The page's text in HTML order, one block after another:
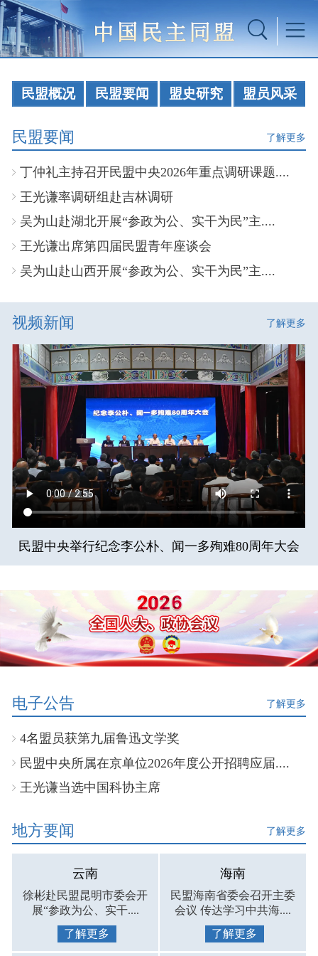
民盟概况 民盟要闻 盟史研究 盟员风采
民盟要闻 了解更多
丁仲礼主持召开民盟中央2026年重点调研课题....
王光谦率调研组赴吉林调研
吴为山赴湖北开展“参政为公、实干为民”主....
王光谦出席第四届民盟青年座谈会
吴为山赴山西开展“参政为公、实干为民”主....
视频新闻 了解更多
民盟中央举行纪念李公朴、闻一多殉难80周年大会
电子公告 了解更多
4名盟员获第九届鲁迅文学奖
民盟中央所属在京单位2026年度公开招聘应届....
王光谦当选中国科协主席
地方要闻 了解更多
云南
徐彬赴民盟昆明市委会开
展“参政为公、实干....
了解更多
海南
民盟海南省委会召开主委
会议 传达学习中共海....
了解更多